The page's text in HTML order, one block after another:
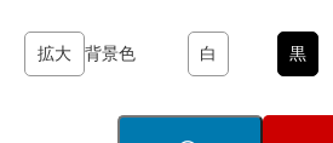
拡大 背景色 白 黒